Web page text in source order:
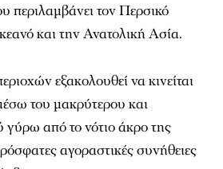
περιλαμβάνει τον Περσικό
και την Ανατολική Ασία.
εξακολουθεί να κινείται
του μακρύτερου και
γύρω από το νότιο άκρο της
αγοραστικές συνήθειες